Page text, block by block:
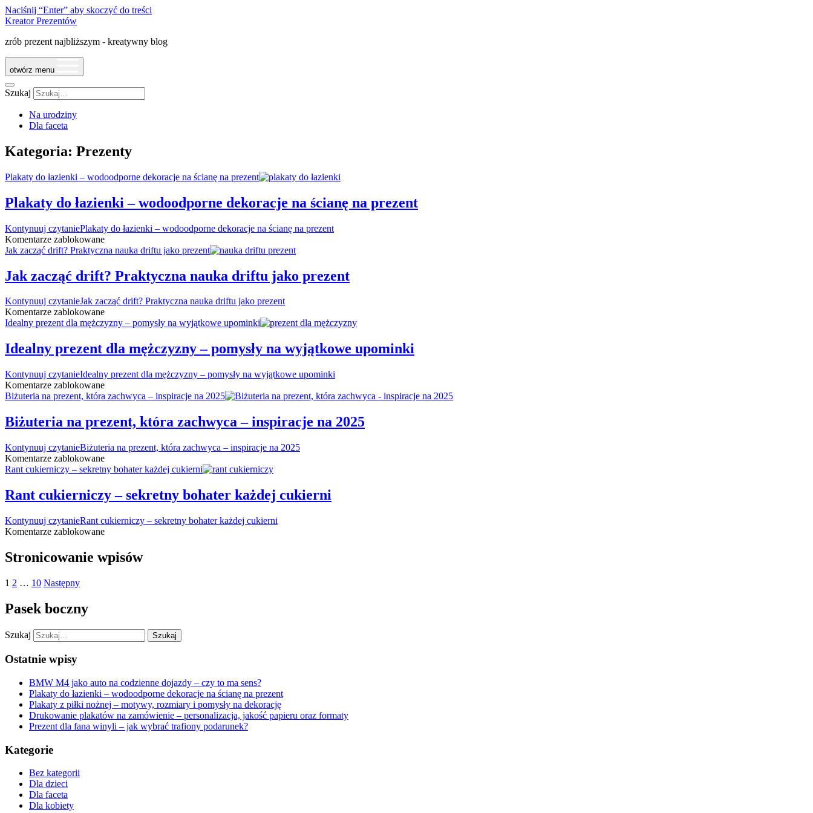
Naciśnij “Enter” aby skoczyć do treści
Kreator Prezentów
zrób prezent najbliższym - kreatywny blog
otwórz menu
Szukaj
Na urodziny
Dla faceta
Kategoria: Prezenty
Plakaty do łazienki – wodoodporne dekoracje na ścianę na prezent
Plakaty do łazienki – wodoodporne dekoracje na ścianę na prezent
Kontynuuj czytaniePlakaty do łazienki – wodoodporne dekoracje na ścianę na prezent
Komentarze zablokowane
Jak zacząć drift? Praktyczna nauka driftu jako prezent
Jak zacząć drift? Praktyczna nauka driftu jako prezent
Kontynuuj czytanieJak zacząć drift? Praktyczna nauka driftu jako prezent
Komentarze zablokowane
Idealny prezent dla mężczyzny – pomysły na wyjątkowe upominki
Idealny prezent dla mężczyzny – pomysły na wyjątkowe upominki
Kontynuuj czytanieIdealny prezent dla mężczyzny – pomysły na wyjątkowe upominki
Komentarze zablokowane
Biżuteria na prezent, która zachwyca – inspiracje na 2025
Biżuteria na prezent, która zachwyca – inspiracje na 2025
Kontynuuj czytanieBiżuteria na prezent, która zachwyca – inspiracje na 2025
Komentarze zablokowane
Rant cukierniczy – sekretny bohater każdej cukierni
Rant cukierniczy – sekretny bohater każdej cukierni
Kontynuuj czytanieRant cukierniczy – sekretny bohater każdej cukierni
Komentarze zablokowane
Stronicowanie wpisów
1 2 … 10 Następny
Pasek boczny
Szukaj
Ostatnie wpisy
BMW M4 jako auto na codzienne dojazdy – czy to ma sens?
Plakaty do łazienki – wodoodporne dekoracje na ścianę na prezent
Plakaty z piłki nożnej – motywy, rozmiary i pomysły na dekorację
Drukowanie plakatów na zamówienie – personalizacja, jakość papieru oraz formaty
Prezent dla fana winyli – jak wybrać trafiony podarunek?
Kategorie
Bez kategorii
Dla dzieci
Dla faceta
Dla kobiety